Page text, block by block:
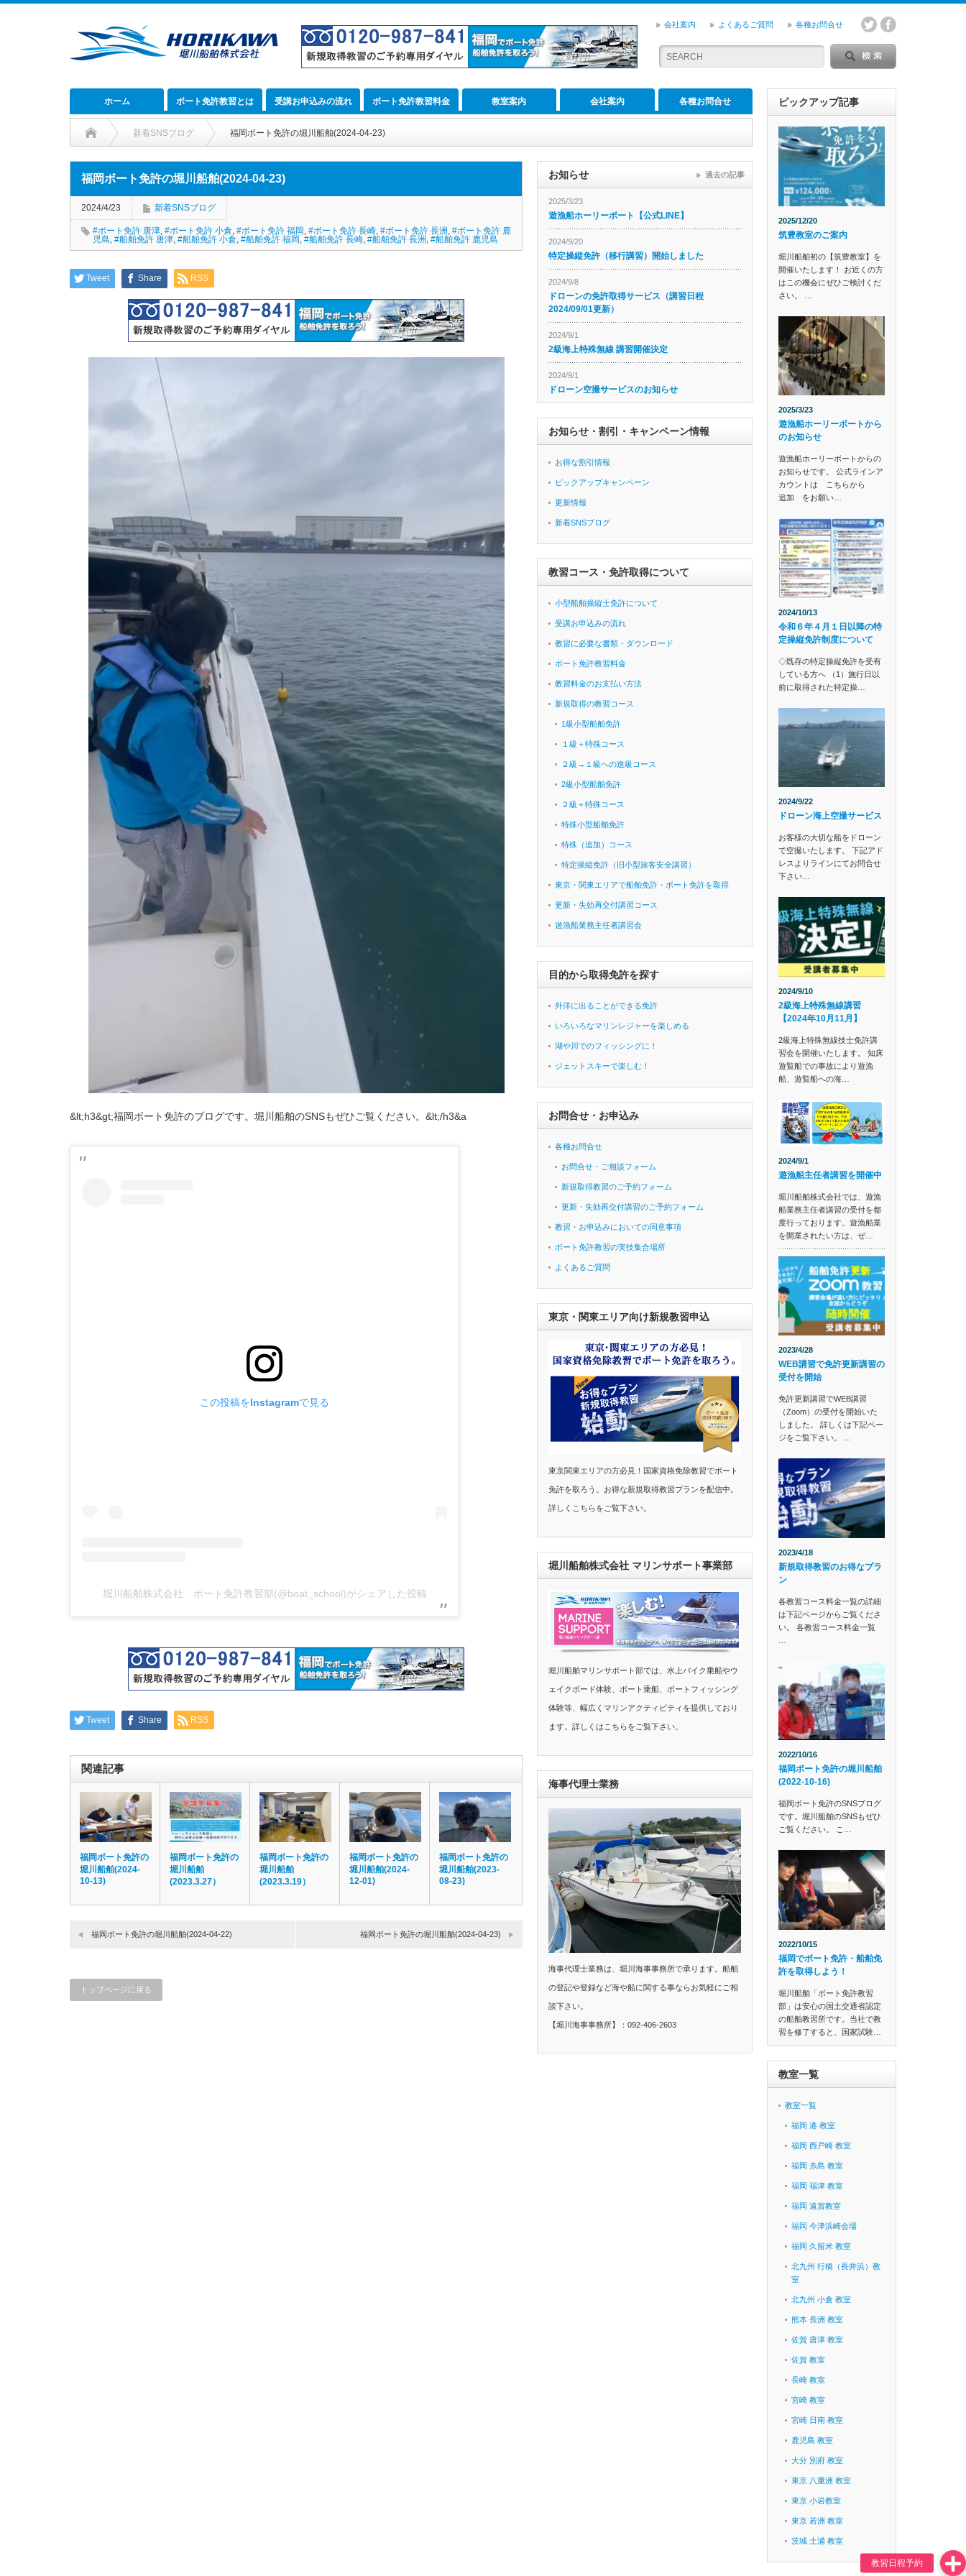
会社案内 よくあるご質問 各種お問合せ
ホーム ボート免許教習とは 受講お申込みの流れ ボート免許教習料金 教室案内 会社案内 各種お問合せ
新着SNSブログ 福岡ボート免許の堀川船舶(2024-04-23)
福岡ボート免許の堀川船舶(2024-04-23)
2024/4/23 新着SNSブログ
#ボート免許 唐津, #ボート免許 小倉, #ボート免許 福岡 , #ボート免許 長崎, #ボート免許 長洲 , #ボート免許 鹿
児島, #船舶免許 唐津, #船舶免許 小倉, #船舶免許 福岡 , #船舶免許 長崎, #船舶免許 長洲 , #船舶免許 鹿児島
Tweet Share RSS
&lt;h3&gt;福岡ボート免許のブログです。堀川船舶のSNSもぜひご覧ください。&lt;/h3&a
この投稿をInstagramで見る
堀川船舶株式会社 ボート免許教習部(@boat_school)がシェアした投稿
Tweet Share RSS
関連記事
福岡ボート免許の
堀川船舶(2024-
10-13)
福岡ボート免許の
堀川船舶
(2023.3.27）
福岡ボート免許の
堀川船舶
(2023.3.19）
福岡ボート免許の
堀川船舶(2024-
12-01)
福岡ボート免許の
堀川船舶(2023-
08-23)
福岡ボート免許の堀川船舶(2024-04-22) 福岡ボート免許の堀川船舶(2024-04-23)
トップページに戻る
お知らせ
2025/3/23
遊漁船ホーリーボート【公式LINE】
2024/9/20
特定操縦免許（移行講習）開始しました
2024/9/8
ドローンの免許取得サービス（講習日程
2024/09/01更新）
2024/9/1
2級海上特殊無線 講習開催決定
2024/9/1
ドローン空撮サービスのお知らせ
過去の記事
お知らせ・割引・キャンペーン情報
お得な割引情報
ピックアップキャンペーン
更新情報
新着SNSブログ
教習コース・免許取得について
小型船舶操縦士免許について
受講お申込みの流れ
教習に必要な書類・ダウンロード
ボート免許教習料金
教習料金のお支払い方法
新規取得の教習コース
1級小型船舶免許
１級＋特殊コース
２級→１級への進級コース
2級小型船舶免許
２級＋特殊コース
特殊小型船舶免許
特殊（追加）コース
特定操縦免許（旧小型旅客安全講習）
東京・関東エリアで船舶免許・ボート免許を取得
更新・失効再交付講習コース
遊漁船業務主任者講習会
目的から取得免許を探す
外洋に出ることができる免許
いろいろなマリンレジャーを楽しめる
湖や川でのフィッシングに！
ジェットスキーで楽しむ！
お問合せ・お申込み
各種お問合せ
お問合せ・ご相談フォーム
新規取得教習のご予約フォーム
更新・失効再交付講習のご予約フォーム
教習・お申込みにおいての同意事項
ボート免許教習の実技集合場所
よくあるご質問
東京・関東エリア向け新規教習申込
東京関東エリアの方必見！国家資格免除教習でボート
免許を取ろう。お得な新規取得教習プランを配信中。
詳しくこちらをご覧下さい。
堀川船舶株式会社 マリンサポート事業部
堀川船舶マリンサポート部では、水上バイク乗船やウ
ェイクボード体験、ボート乗船、ボートフィッシング
体験等、幅広くマリンアクティビティを提供しており
ます。詳しくはこちらをご覧下さい。
海事代理士業務
海事代理士業務は、堀川海事事務所で承ります。船舶
の登記や登録など海や船に関する事ならお気軽にご相
談下さい。
【堀川海事事務所】：092-406-2603
ピックアップ記事
2025/12/20
筑豊教室のご案内
堀川船舶初の【筑豊教室】を
開催いたします！ お近くの方
はこの機会にぜひご検討くだ
さい。 …
2025/3/23
遊漁船ホーリーボートから
のお知らせ
遊漁船ホーリーボートからの
お知らせです。 公式ラインア
カウントは こちらから
追加 をお願い…
2024/10/13
令和６年４月１日以降の特
定操縦免許制度について
◇既存の特定操縦免許を受有
している方へ （1）施行日以
前に取得された特定操…
2024/9/22
ドローン海上空撮サービス
お客様の大切な船をドローン
で空撮いたします。 下記アド
レスよりラインにてお問合せ
下さい…
2024/9/10
2級海上特殊無線講習
【2024年10月11月】
2級海上特殊無線技士免許講
習会を開催いたします。 知床
遊覧船での事故により遊漁
船、遊覧船への海…
2024/9/1
遊漁船主任者講習を開催中
堀川船舶株式会社では、遊漁
船業務主任者講習の受付を都
度行っております。遊漁船業
を開業されたい方は、ぜ…
2023/4/28
WEB講習で免許更新講習の
受付を開始
免許更新講習でWEB講習
（Zoom）の受付を開始いた
しました。 詳しくは下記ペー
ジをご覧下さい。 …
2023/4/18
新規取得教習のお得なプラ
ン
各教習コース料金一覧の詳細
は下記ページからご覧くださ
い。 各教習コース料金一覧
2022/10/16
福岡ボート免許の堀川船舶
(2022-10-16)
福岡ボート免許のSNSブログ
です。堀川船舶のSNSもぜひ
ご覧ください。 こ…
2022/10/15
福岡でボート免許・船舶免
許を取得しよう！
堀川船舶「ボート免許教習
部」は安心の国土交通省認定
の船舶教習所です。当社で教
習を修了すると、国家試験…
教室一覧
教室一覧
福岡 港 教室
福岡 西戸崎 教室
福岡 糸島 教室
福岡 福津 教室
福岡 遠賀教室
福岡 今津浜崎会場
福岡 久留米 教室
北九州 行橋（長井浜）教
室
北九州 小倉 教室
熊本 長洲 教室
佐賀 唐津 教室
佐賀 教室
長崎 教室
宮崎 教室
宮崎 日南 教室
鹿児島 教室
大分 別府 教室
東京 八重洲 教室
東京 小岩教室
東京 若洲 教室
茨城 土浦 教室